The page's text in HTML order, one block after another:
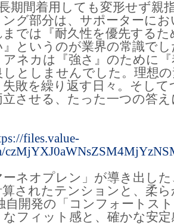
期間着用しても変形せず親
ング部分は、サポーターに
までは『耐久性を優先する
』というのが業界の常識でし
アネカは『強さ』のために
しとしませんでした。理想
敗を繰り返す日々。そし
立させる、たった一つの答
files.value-
ーネオプレン」が導き出し
算されたテンションと、柔
自開発の「コンフォートス
フィット感と、確かな安